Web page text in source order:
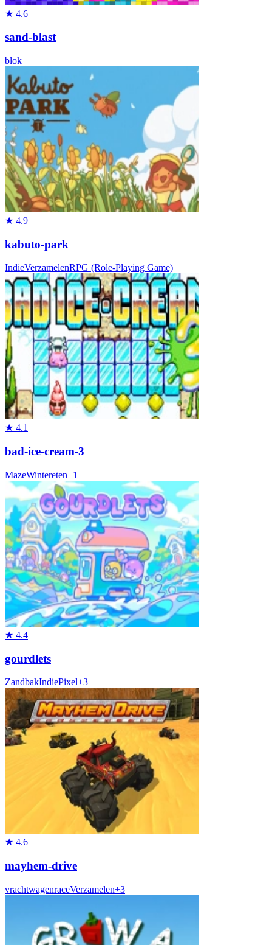
★ 4.6
sand-blast
blok
★ 4.9
kabuto-park
IndieVerzamelenRPG (Role-Playing Game)
★ 4.1
bad-ice-cream-3
MazeWintereten+1
★ 4.4
gourdlets
ZandbakIndiePixel+3
★ 4.6
mayhem-drive
vrachtwagenraceVerzamelen+3